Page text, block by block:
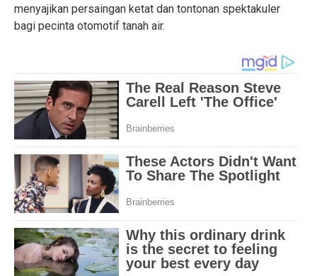
menyajikan persaingan ketat dan tontonan spektakuler
bagi pecinta otomotif tanah air.